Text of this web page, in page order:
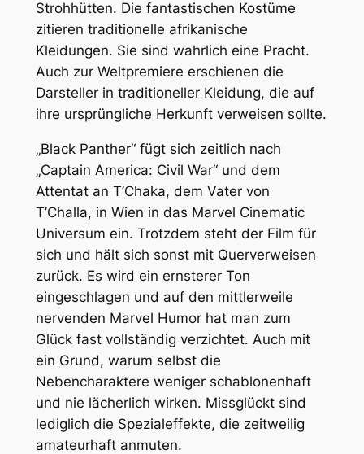
Strohhütten. Die fantastischen Kostüme
zitieren traditionelle afrikanische
Kleidungen. Sie sind wahrlich eine Pracht.
Auch zur Weltpremiere erschienen die
Darsteller in traditioneller Kleidung, die auf
ihre ursprüngliche Herkunft verweisen sollte.
„Black Panther“ fügt sich zeitlich nach
„Captain America: Civil War“ und dem
Attentat an T’Chaka, dem Vater von
T’Challa, in Wien in das Marvel Cinematic
Universum ein. Trotzdem steht der Film für
sich und hält sich sonst mit Querverweisen
zurück. Es wird ein ernsterer Ton
eingeschlagen und auf den mittlerweile
nervenden Marvel Humor hat man zum
Glück fast vollständig verzichtet. Auch mit
ein Grund, warum selbst die
Nebencharaktere weniger schablonenhaft
und nie lächerlich wirken. Missglückt sind
lediglich die Spezialeffekte, die zeitweilig
amateurhaft anmuten.